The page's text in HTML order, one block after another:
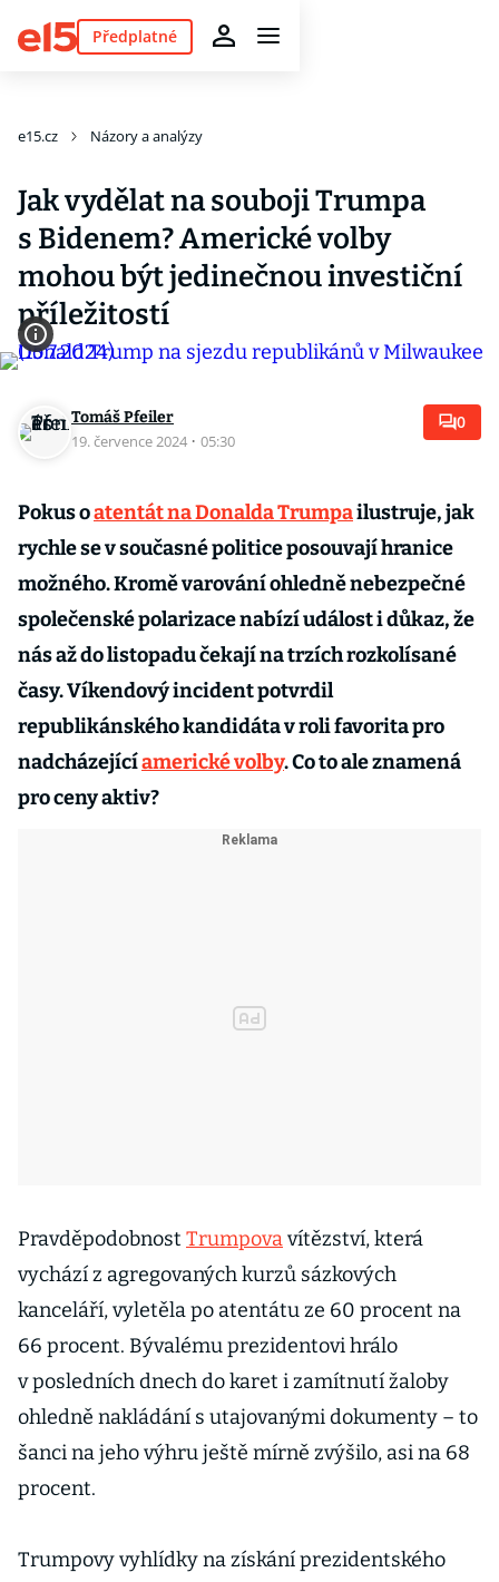
Předplatné
e15.cz Názory a analýzy
Jak vydělat na souboji Trumpa
s Bidenem? Americké volby
mohou být jedinečnou investiční
příležitostí
Tomáš Pfeiler
19. července 2024 · 05:30
0
Pokus oatentát na Donalda Trumpailustruje, jak
rychle se v současné politice posouvají hranice
možného. Kromě varování ohledně nebezpečné
společenské polarizace nabízí událost i důkaz, že
nás až do listopadu čekají na trzích rozkolísané
časy. Víkendový incident potvrdil
republikánského kandidáta v roli favorita pro
nadcházejícíamerické volby. Co to ale znamená
pro ceny aktiv?
Pravděpodobnost Trumpovavítězství, která
vychází z agregovaných kurzů sázkových
kanceláří, vyletěla po atentátu ze 60 procent na
66 procent. Bývalému prezidentovi hrálo
v posledních dnech do karet i zamítnutí žaloby
ohledně nakládání s utajovanými dokumenty – to
šanci na jeho výhru ještě mírně zvýšilo, asi na 68
procent.
Trumpovy vyhlídky na získání prezidentského